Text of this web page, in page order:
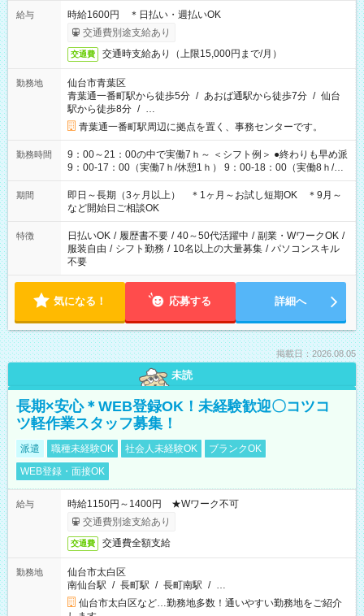
給与
時給1600円 ＊日払い・週払いOK
交通費別途支給あり
交通費 交通時支給あり（上限15,000円まで/月）
勤務地
仙台市青葉区
青葉通一番町駅から徒歩5分 / あおば通駅から徒歩7分 / 仙台
駅から徒歩8分 / …
青葉通一番町駅周辺に拠点を置く、事務センターです。
勤務時間
9：00～21：00の中で実働7ｈ～ ＜シフト例＞ ●終わりも早め派
9：00-17：00（実働7ｈ/休憩1ｈ） 9：00-18：00（実働8ｈ/休
憩1ｈ） 10：00-19：00（実働8ｈ/休憩1ｈ） ●朝ゆっくり派
11：00-20：00（実働8ｈ/休憩1ｈ） 12：00-20：00（実働7ｈ/
休憩1ｈ） 12：00-21：00（実働8ｈ/休憩1ｈ） 13：00-22：
00（実働8ｈ/休憩1ｈ） ＊時間帯固定OK
期間
即日～長期（3ヶ月以上） ＊1ヶ月～お試し短期OK ＊9月～
など開始日ご相談OK
特徴 日払いOK / 履歴書不要 / 40～50代活躍中 / 副業・WワークOK /
服装自由 / シフト勤務 / 10名以上の大量募集 / パソコンスキル
不要
気になる！ 応募する 詳細へ
掲載日：2026.08.05
未読
長期×安心＊WEB登録OK！未経験歓迎〇コツコ
ツ軽作業スタッフ募集！
派遣 職種未経験OK 社会人未経験OK
ブランクOK
WEB登録・面接OK
給与
時給1150円～1400円 ★Wワーク不可
交通費別途支給あり
交通費 交通費全額支給
勤務地
仙台市太白区
南仙台駅 / 長町駅 / 長町南駅 / …
仙台市太白区など…勤務地多数！通いやすい勤務地をご紹介